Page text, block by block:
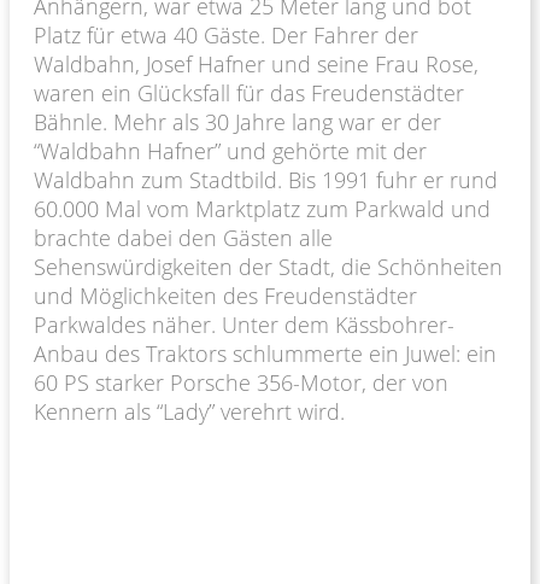
Anhängern, war etwa 25 Meter lang und bot
Platz für etwa 40 Gäste. Der Fahrer der
Waldbahn, Josef Hafner und seine Frau Rose,
waren ein Glücksfall für das Freudenstädter
Bähnle. Mehr als 30 Jahre lang war er der
“Waldbahn Hafner” und gehörte mit der
Waldbahn zum Stadtbild. Bis 1991 fuhr er rund
60.000 Mal vom Marktplatz zum Parkwald und
brachte dabei den Gästen alle
Sehenswürdigkeiten der Stadt, die Schönheiten
und Möglichkeiten des Freudenstädter
Parkwaldes näher. Unter dem Kässbohrer-
Anbau des Traktors schlummerte ein Juwel: ein
60 PS starker Porsche 356-Motor, der von
Kennern als “Lady” verehrt wird.